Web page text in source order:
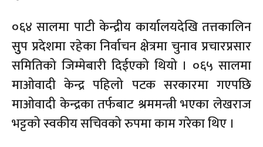
०६४ सालमा पाटी केन्द्रीय कार्यालयदेखि तत्तकालिन
सुुप प्रदेशमा रहेका निर्वाचन क्षेत्रमा चुनाव प्रचारप्रसार
समितिको जिम्मेबारी दिईएको थियो । ०६५ सालमा
माओवादी केन्द्र पहिलो पटक सरकारमा गएपछि
माओवादी केन्द्रका तर्फबाट श्रममन्त्री भएका लेखराज
भट्टको स्वकीय सचिवको रुपमा काम गरेका थिए ।